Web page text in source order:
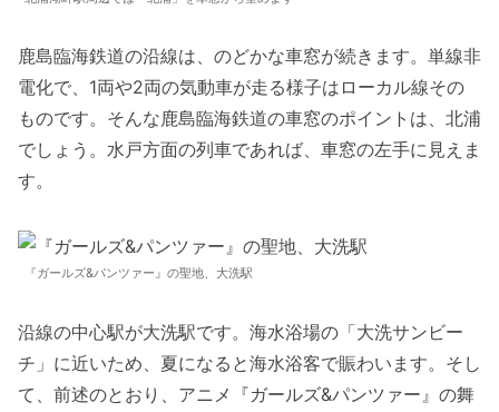
鹿島臨海鉄道の沿線は、のどかな車窓が続きます。単線非
電化で、1両や2両の気動車が走る様子はローカル線その
ものです。そんな鹿島臨海鉄道の車窓のポイントは、北浦
でしょう。水戸方面の列車であれば、車窓の左手に見えま
す。
『ガールズ&パンツァー』の聖地、大洗駅
沿線の中心駅が大洗駅です。海水浴場の「大洗サンビー
チ」に近いため、夏になると海水浴客で賑わいます。そし
て、前述のとおり、アニメ『ガールズ&パンツァー』の舞